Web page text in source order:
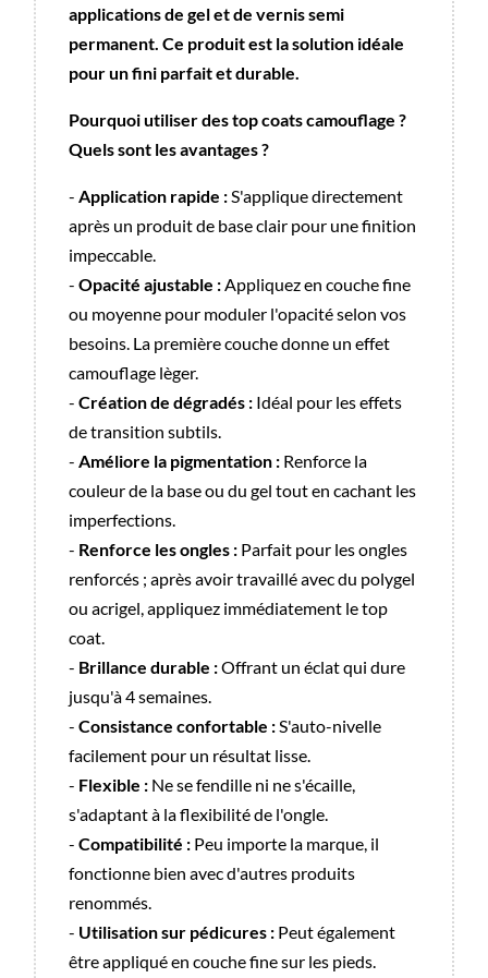
applications de gel et de vernis semi
permanent. Ce produit est la solution idéale
pour un fini parfait et durable.
Pourquoi utiliser des top coats camouflage ?
Quels sont les avantages ?
- Application rapide : S'applique directement
après un produit de base clair pour une finition
impeccable.
- Opacité ajustable : Appliquez en couche fine
ou moyenne pour moduler l'opacité selon vos
besoins. La première couche donne un effet
camouflage lèger.
- Création de dégradés : Idéal pour les effets
de transition subtils.
- Améliore la pigmentation : Renforce la
couleur de la base ou du gel tout en cachant les
imperfections.
- Renforce les ongles : Parfait pour les ongles
renforcés ; après avoir travaillé avec du polygel
ou acrigel, appliquez immédiatement le top
coat.
- Brillance durable :Offrant un éclat qui dure
jusqu'à 4 semaines.
- Consistance confortable : S'auto-nivelle
facilement pour un résultat lisse.
- Flexible : Ne se fendille ni ne s'écaille,
s'adaptant à la flexibilité de l'ongle.
- Compatibilité : Peu importe la marque, il
fonctionne bien avec d'autres produits
renommés.
- Utilisation sur pédicures : Peut également
être appliqué en couche fine sur les pieds.